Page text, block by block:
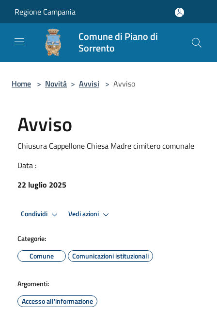
Regione Campania
Comune di Piano di
Sorrento
Home > Novità > Avvisi > Avviso
Avviso
Chiusura Cappellone Chiesa Madre cimitero comunale
Data :
22 luglio 2025
Condividi Vedi azioni
Categorie:
Comune
Comunicazioni istituzionali
Argomenti:
Accesso all'informazione